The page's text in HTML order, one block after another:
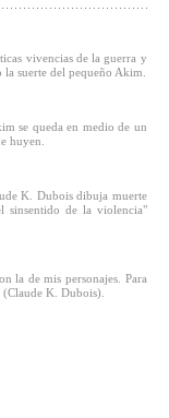
vivencias de la guerra y
suerte del pequeño Akim.
se queda en medio de un
huyen.
K. Dubois dibuja muerte
sinsentido de la violencia"
la de mis personajes. Para
K. Dubois).